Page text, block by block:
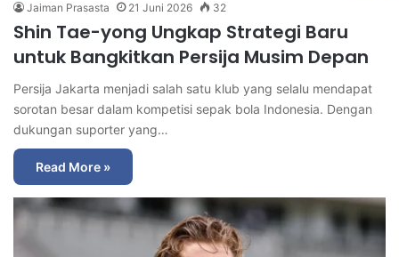
Jaiman Prasasta 21 Juni 2026 32
Shin Tae-yong Ungkap Strategi Baru
untuk Bangkitkan Persija Musim Depan
Persija Jakarta menjadi salah satu klub yang selalu mendapat
sorotan besar dalam kompetisi sepak bola Indonesia. Dengan
dukungan suporter yang…
Read More »